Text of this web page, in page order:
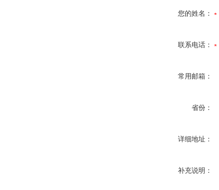
您的姓名：
联系电话：
常用邮箱：
省份：
详细地址：
补充说明：